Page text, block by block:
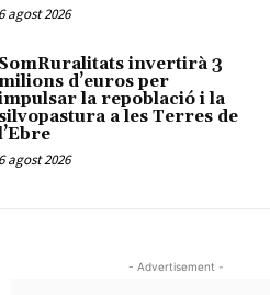
6 agost 2026
SomRuralitats invertirà 3
d’euros per
la repoblació i la
silvopastura a les Terres de
6 agost 2026
- Advertisement -